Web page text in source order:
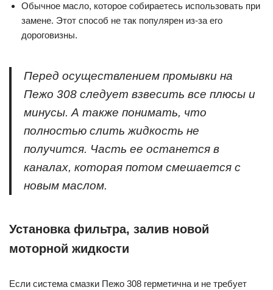
Обычное масло, которое собираетесь использовать при
замене. Этот способ не так популярен из-за его
дороговизны.
Перед осуществлением промывки на
Пежо 308 следует взвесить все плюсы и
минусы. А также понимать, что
полностью слить жидкость не
получится. Часть ее останется в
каналах, которая потом смешается с
новым маслом.
Установка фильтра, залив новой
моторной жидкости
Если система смазки Пежо 308 герметична и не требует